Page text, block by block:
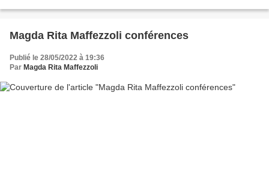
Magda Rita Maffezzoli conférences
Publié le 28/05/2022 à 19:36
Par Magda Rita Maffezzoli